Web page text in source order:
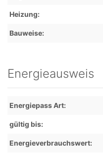
Heizung
Bauweise
Energieausweis
Energiepass Art
gültig bis
Energieverbrauchswert